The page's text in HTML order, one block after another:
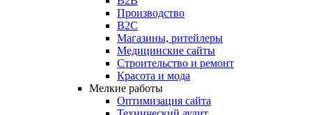
Производство
B2C
Магазины, ритейлеры
Медицинские сайты
Строительство и ремонт
Красота и мода
Мелкие работы
Оптимизация сайта